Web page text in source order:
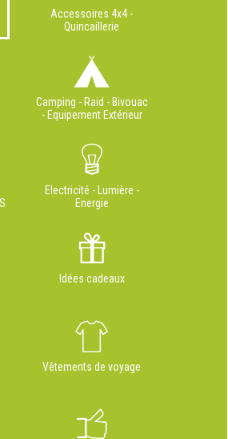
Accessoires 4x4 -
Quincaillerie
Camping - Raid - Bivouac
- Equipement Extérieur
Electricité - Lumière -
Energie
Idées cadeaux
Vêtements de voyage